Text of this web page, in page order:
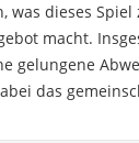
was dieses Spiel
macht.
gelungene
das